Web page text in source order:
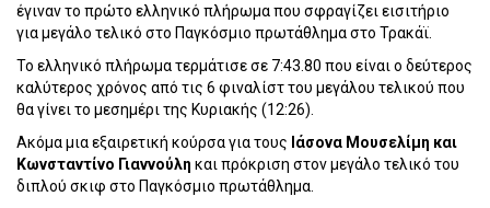
έγιναν το πρώτο ελληνικό πλήρωμα που σφραγίζει εισιτήριο
για μεγάλο τελικό στο Παγκόσμιο πρωτάθλημα στο Τρακάϊ.
Το ελληνικό πλήρωμα τερμάτισε σε 7:43.80 που είναι ο δεύτερος
καλύτερος χρόνος από τις 6 φιναλίστ του μεγάλου τελικού που
θα γίνει το μεσημέρι της Κυριακής (12:26).
Ακόμα μια εξαιρετική κούρσα για τους Ιάσονα Μουσελίμη και
Κωνσταντίνο Γιαννούλη και πρόκριση στον μεγάλο τελικό του
διπλού σκιφ στο Παγκόσμιο πρωτάθλημα.